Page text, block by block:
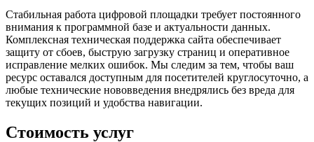
Стабильная работа цифровой площадки требует постоянного
внимания к программной базе и актуальности данных.
Комплексная техническая поддержка сайта обеспечивает
защиту от сбоев, быструю загрузку страниц и оперативное
исправление мелких ошибок. Мы следим за тем, чтобы ваш
ресурс оставался доступным для посетителей круглосуточно, а
любые технические нововведения внедрялись без вреда для
текущих позиций и удобства навигации.
Стоимость услуг